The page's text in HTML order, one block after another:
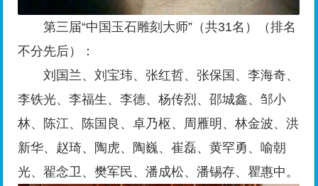
第三届“中国玉石雕刻大师”（共31名）（排名
不分先后）：
刘国兰、刘宝玮、张红哲、张保国、李海奇、
李铁光、李福生、李德、杨传烈、邵城鑫、邹小
林、陈江、陈国良、卓乃枢、周雁明、林金波、洪
新华、赵琦、陶虎、陶巍、崔磊、黄罕勇、喻朝
光、翟念卫、樊军民、潘成松、潘锡存、瞿惠中。